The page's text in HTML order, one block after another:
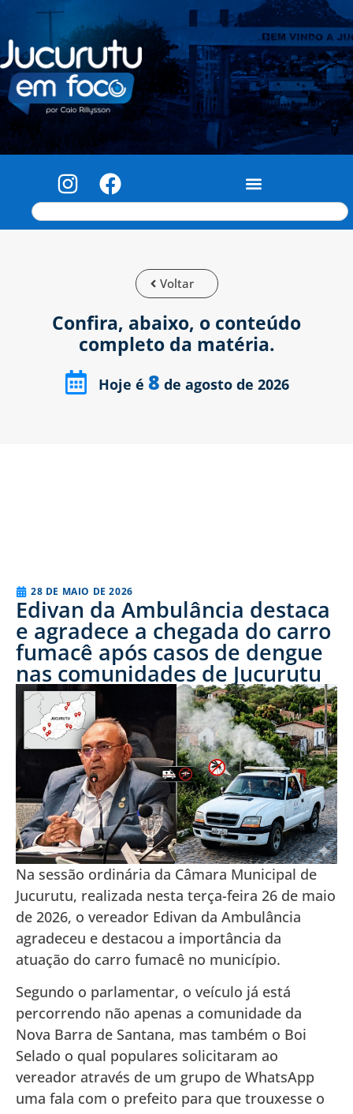
Voltar
Confira, abaixo, o conteúdo
completo da matéria.
Hoje é 8 de agosto de 2026
28 DE MAIO DE 2026
Edivan da Ambulância destaca
e agradece a chegada do carro
fumacê após casos de dengue
nas comunidades de Jucurutu
Na sessão ordinária da Câmara Municipal de
Jucurutu, realizada nesta terça-feira 26 de maio
de 2026, o vereador Edivan da Ambulância
agradeceu e destacou a importância da
atuação do carro fumacê no município.
Segundo o parlamentar, o veículo já está
percorrendo não apenas a comunidade da
Nova Barra de Santana, mas também o Boi
Selado o qual populares solicitaram ao
vereador através de um grupo de WhatsApp
uma fala com o prefeito para que trouxesse o